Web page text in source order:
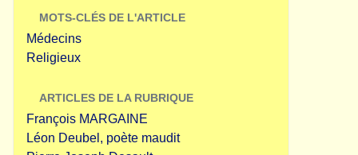
MOTS-CLÉS DE L'ARTICLE
Médecins
Religieux
ARTICLES DE LA RUBRIQUE
François MARGAINE
Léon Deubel, poète maudit